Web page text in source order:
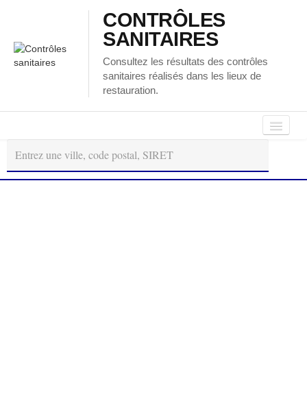
CONTRÔLES
SANITAIRES
Consultez les résultats des contrôles
sanitaires réalisés dans les lieux de
restauration.
Autour
de
moi
Régions